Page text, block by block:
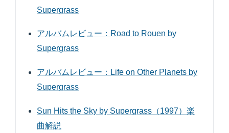
Supergrass
アルバムレビュー：Road to Rouen by
Supergrass
アルバムレビュー：Life on Other Planets by
Supergrass
Sun Hits the Sky by Supergrass（1997）楽
曲解説